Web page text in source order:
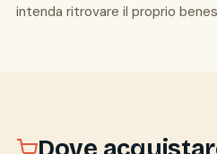
intenda ritrovare il proprio